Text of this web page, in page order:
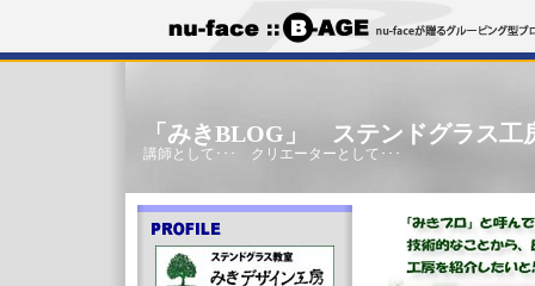
「みきBLOG」 ステンドグラス工
講師として･･･ クリエーターとして･･･